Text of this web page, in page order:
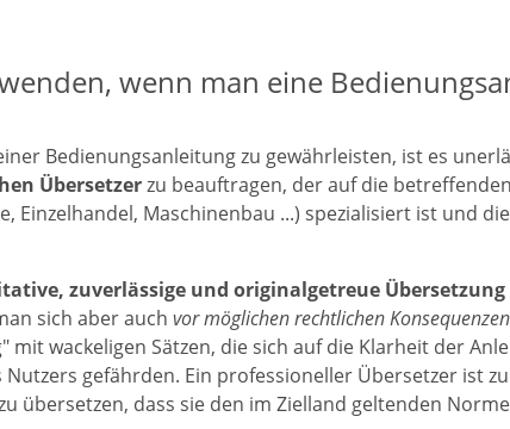
wenn man eine
Bedienungsanleitung zu gewährleisten, ist es
Übersetzerzu beauftragen, der auf die
Einzelhandel, Maschinenbau ...) spezialisiert ist und die
zuverlässige und originalgetreue Übersetzung
sich aber auch vor möglichen rechtlichen
mit wackeligen Sätzen, die sich auf die Klarheit der
gefährden. Ein professioneller Übersetzer ist
übersetzen, dass sie den im Zielland geltenden